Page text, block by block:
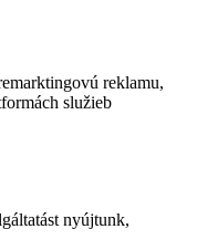
reklamu,
služieb
nyújtunk,